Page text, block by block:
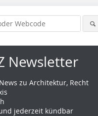
Newsletter
zu Architektur, Recht
jederzeit kündbar